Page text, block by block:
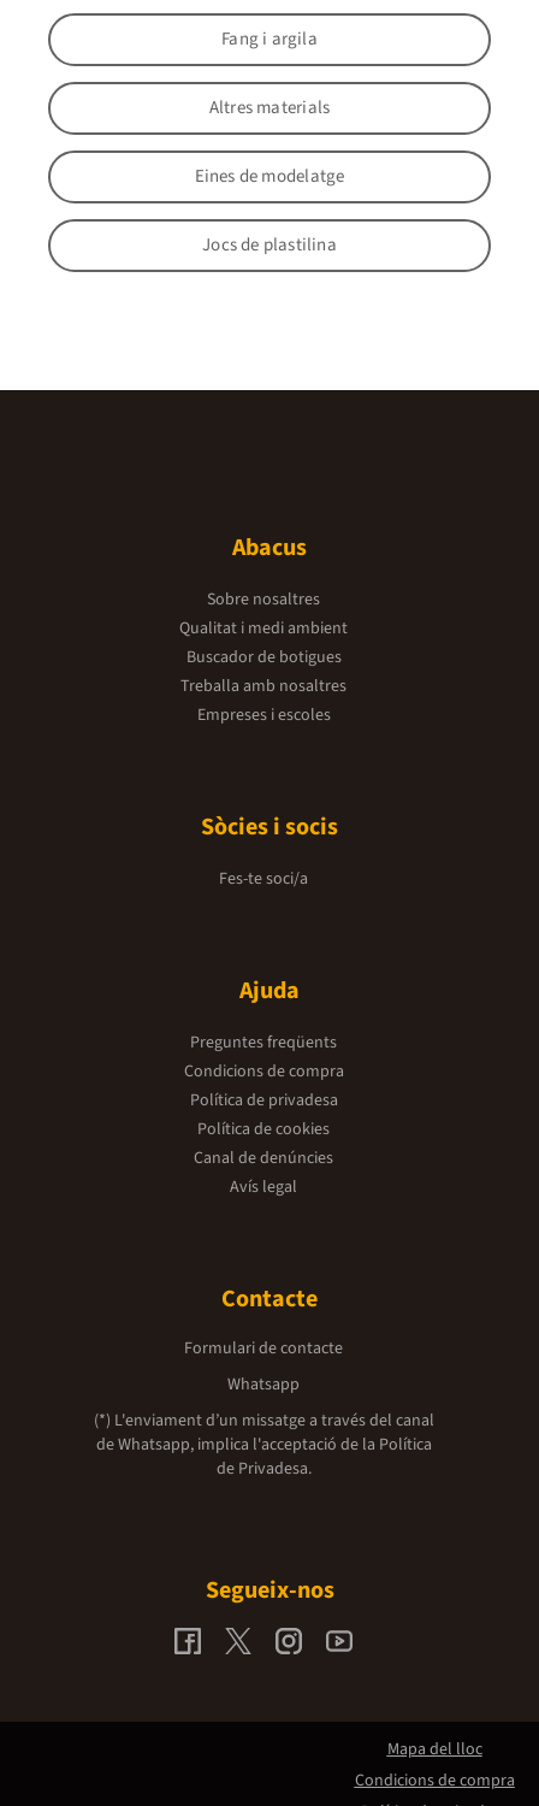
Fang i argila
Altres materials
Eines de modelatge
Jocs de plastilina
Abacus
Sobre nosaltres
Qualitat i medi ambient
Buscador de botigues
Treballa amb nosaltres
Empreses i escoles
Sòcies i socis
Fes-te soci/a
Ajuda
Preguntes freqüents
Condicions de compra
Política de privadesa
Política de cookies
Canal de denúncies
Avís legal
Contacte
Formulari de contacte
Whatsapp
(*) L'enviament d’un missatge a través del canal
de Whatsapp, implica l'acceptació de la Política
de Privadesa.
Segueix-nos
Mapa del lloc
Condicions de compra